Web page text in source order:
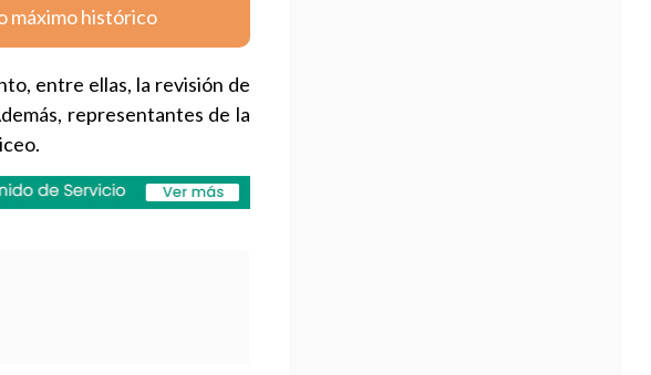
máximo histórico
entre ellas, la revisión de
representantes de la